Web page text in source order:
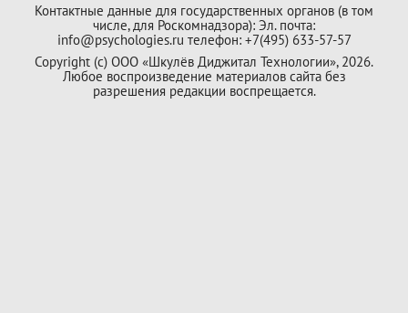
Контактные данные для государственных органов (в том
числе, для Роскомнадзора): Эл. почта:
info@psychologies.ru телефон: +7(495) 633-57-57
Copyright (с) ООО «Шкулёв Диджитал Технологии», 2026.
Любое воспроизведение материалов сайта без
разрешения редакции воспрещается.